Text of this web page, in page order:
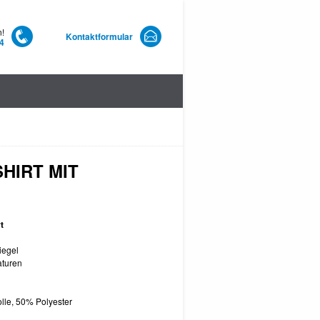
Kontaktformular
MIT
50% Polyester